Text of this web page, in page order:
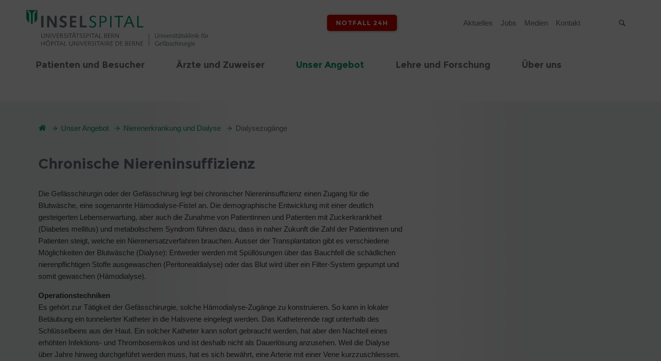
NOTFALL 24H Aktuelles Jobs Medien Kontakt
Patienten und Besucher Ärzte und Zuweiser Unser Angebot Lehre und Forschung Über uns
Unser Angebot Nierenerkrankung und Dialyse Dialysezugänge
Chronische Niereninsuffizienz
Die Gefässchirurgin oder der Gefässchirurg legt bei chronischer Niereninsuffizienz einen Zugang für die
Blutwäsche, eine sogenannte Hämodialyse-Fistel an. Die demographische Entwicklung mit einer deutlich
gesteigerten Lebenserwartung, aber auch die Zunahme von Patientinnen und Patienten mit Zuckerkrankheit
(Diabetes mellitus) und metabolischem Syndrom führen dazu, dass in naher Zukunft die Zahl der Patientinnen und
Patienten steigt, welche ein Nierenersatzverfahren brauchen. Ausser der Transplantation gibt es verschiedene
Möglichkeiten der Blutwäsche (Dialyse): Entweder werden mit Spüllösungen über das Bauchfell die schädlichen
nierenpflichtigen Stoffe ausgewaschen (Peritonealdialyse) oder das Blut wird über ein Filter-System gepumpt und
somit gewaschen (Hämodialyse).
Operationstechniken
Es gehört zur Tätigkeit der Gefässchirurgie, solche Hämodialyse-Zugänge zu konstruieren. So kann in lokaler
Betäubung ein tunnelierter Katheter in die Halsvene eingelegt werden. Das Katheterende ragt unterhalb des
Schlüsselbeins aus der Haut. Ein solcher Katheter kann sofort gebraucht werden, hat aber den Nachteil eines
erhöhten Infektions- und Thromboserisikos und ist deshalb nicht als Dauerlösung anzusehen. Weil die Dialyse
über Jahre hinweg durchgeführt werden muss, hat es sich bewährt, eine Arterie mit einer Vene kurzzuschliessen.